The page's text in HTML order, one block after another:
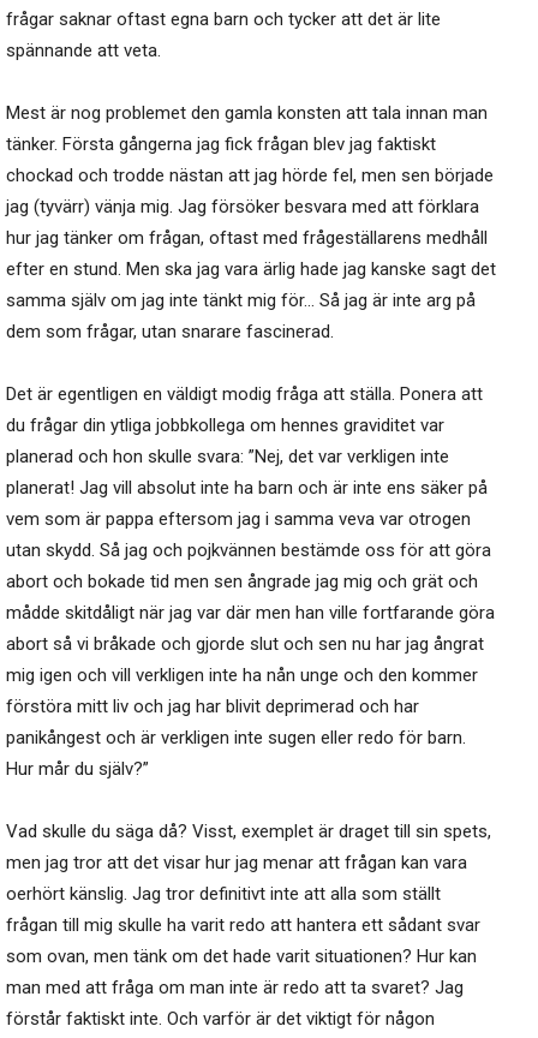
frågar saknar oftast egna barn och tycker att det är lite
spännande att veta.
Mest är nog problemet den gamla konsten att tala innan man
tänker. Första gångerna jag fick frågan blev jag faktiskt
chockad och trodde nästan att jag hörde fel, men sen började
jag (tyvärr) vänja mig. Jag försöker besvara med att förklara
hur jag tänker om frågan, oftast med frågeställarens medhåll
efter en stund. Men ska jag vara ärlig hade jag kanske sagt det
samma själv om jag inte tänkt mig för… Så jag är inte arg på
dem som frågar, utan snarare fascinerad.
Det är egentligen en väldigt modig fråga att ställa. Ponera att
du frågar din ytliga jobbkollega om hennes graviditet var
planerad och hon skulle svara: ”Nej, det var verkligen inte
planerat! Jag vill absolut inte ha barn och är inte ens säker på
vem som är pappa eftersom jag i samma veva var otrogen
utan skydd. Så jag och pojkvännen bestämde oss för att göra
abort och bokade tid men sen ångrade jag mig och grät och
mådde skitdåligt när jag var där men han ville fortfarande göra
abort så vi bråkade och gjorde slut och sen nu har jag ångrat
mig igen och vill verkligen inte ha nån unge och den kommer
förstöra mitt liv och jag har blivit deprimerad och har
panikångest och är verkligen inte sugen eller redo för barn.
Hur mår du själv?”
Vad skulle du säga då? Visst, exemplet är draget till sin spets,
men jag tror att det visar hur jag menar att frågan kan vara
oerhört känslig. Jag tror definitivt inte att alla som ställt
frågan till mig skulle ha varit redo att hantera ett sådant svar
som ovan, men tänk om det hade varit situationen? Hur kan
man med att fråga om man inte är redo att ta svaret? Jag
förstår faktiskt inte. Och varför är det viktigt för någon